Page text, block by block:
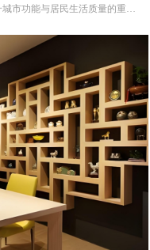
市功能与居民生活质量的重要
流与休闲的中心，提升城市的
的生机，成为市民心目中理想